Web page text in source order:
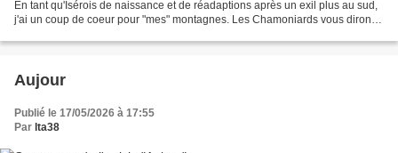
En tant qu'Isérois de naissance et de réadaptions après un exil plus au sud,
j'ai un coup de coeur pour "mes" montagnes. Les Chamoniards vous diront
Aujour
Publié le 17/05/2026 à 17:55
Par lta38